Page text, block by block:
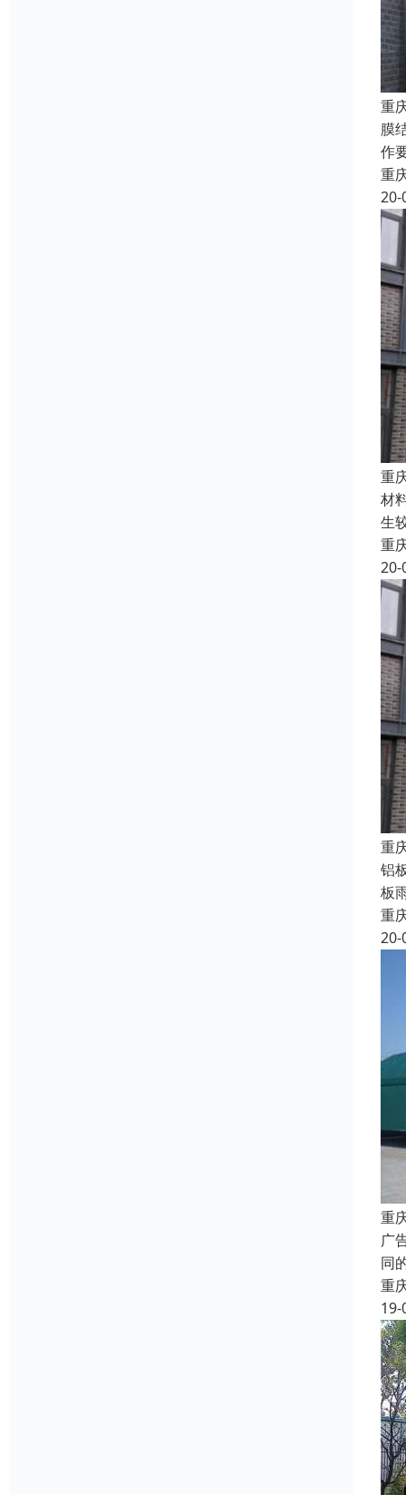
重
膜
作
重
20-
重
材
生
重
20-
重
铝
板
重
20-
重
广
同
重
19-